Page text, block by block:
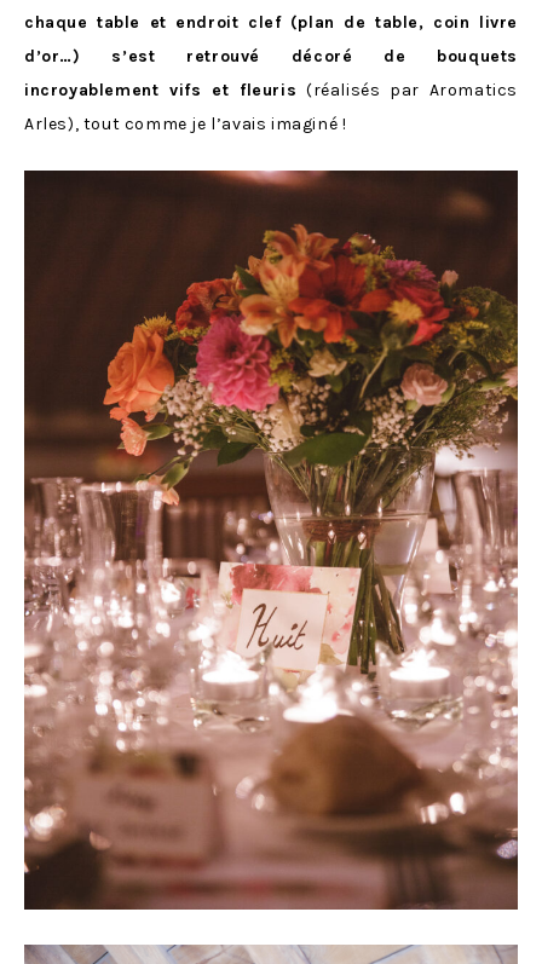
chaque table et endroit clef (plan de table, coin livre
d’or…) s’est retrouvé décoré de bouquets
incroyablement vifs et fleuris (réalisés par Aromatics
Arles), tout comme je l’avais imaginé !